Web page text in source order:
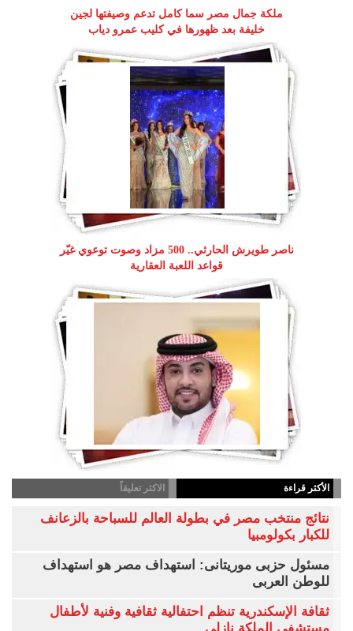
ملكة جمال مصر سما كامل تدعم وصيفتها لجين
خليفة بعد ظهورها في كليب عمرو دياب
ناصر طويرش الحارثي.. 500 مزاد وصوت توعوي غيّر
قواعد اللعبة العقارية
الأكثر قراءة الاكثر تعليقاً
نتائج منتخب مصر في بطولة العالم للسباحة بالزعانف
للكبار بكولومبيا
مسئول حزبى موريتانى: استهداف مصر هو استهداف
للوطن العربى
ثقافة الإسكندرية تنظم احتفالية ثقافية وفنية لأطفال